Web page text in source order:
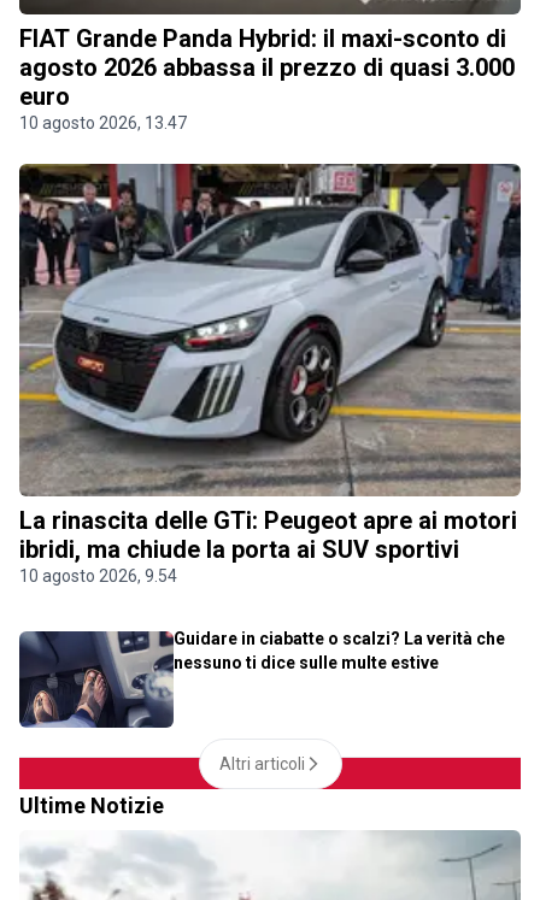
FIAT Grande Panda Hybrid: il maxi-sconto di
agosto 2026 abbassa il prezzo di quasi 3.000
euro
10 agosto 2026, 13.47
La rinascita delle GTi: Peugeot apre ai motori
ibridi, ma chiude la porta ai SUV sportivi
10 agosto 2026, 9.54
Guidare in ciabatte o scalzi? La verità che
nessuno ti dice sulle multe estive
Altri articoli
Ultime Notizie